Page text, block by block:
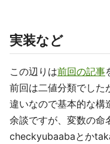
実装など
この辺りは前回の記事
前回は二値分類でした
違いなので基本的な構
余談ですが、変数の
checkyubaabaとか